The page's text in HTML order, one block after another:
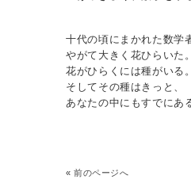
十代の頃にまかれた数学
やがて大きく花ひらいた。
花がひらくには種がいる。
そしてその種はきっと、
あなたの中にもすでにあ
«前のページへ